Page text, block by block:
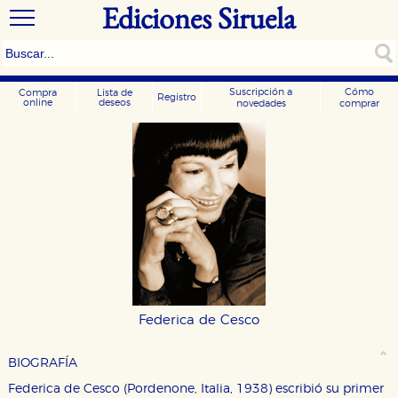
Ediciones Siruela
Compra
online
Lista de
deseos
Registro
Suscripción a
novedades
Cómo
comprar
Federica de Cesco
BIOGRAFÍA
Federica de Cesco (Pordenone, Italia, 1938) escribió su primer
CONFIGURACIÓN DE COOKIES